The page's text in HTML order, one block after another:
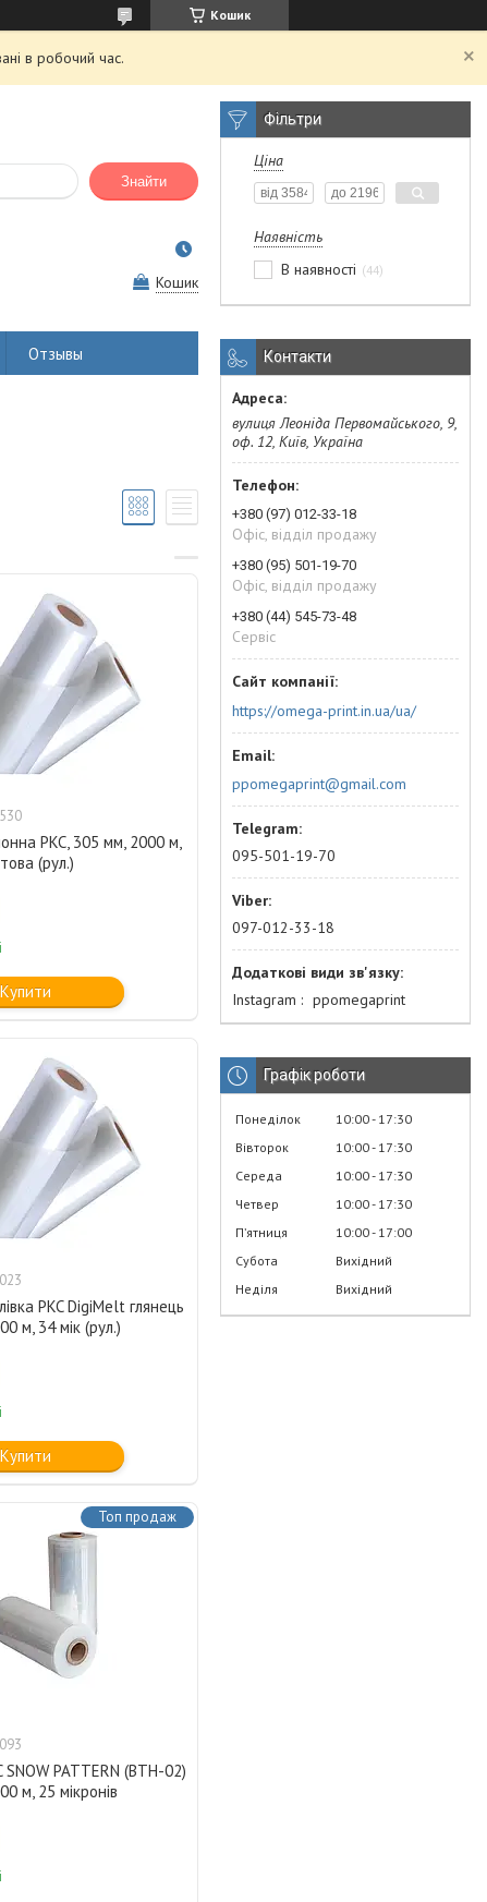
Кошик
в робочий час.
Знайти
Кошик
Отзывы
PKC, 305 мм, 2000 м,
(рул.)
Купити
PKC DigiMelt глянець
м, 34 мік (рул.)
Купити
Топ продаж
SNOW PATTERN (BTH-02)
м, 25 мікронів
Фільтри
Ціна
Наявність
В наявності
44
Контакти
вулиця Леоніда Первомайського, 9,
оф. 12, Київ, Україна
+380 (97) 012-33-18
Офіс, відділ продажу
+380 (95) 501-19-70
Офіс, відділ продажу
+380 (44) 545-73-48
Сервіс
https://omega-print.in.ua/ua/
ppomegaprint@gmail.com
095-501-19-70
097-012-33-18
Instagram ppomegaprint
Графік роботи
Понеділок 10:00 17:30
Вівторок
10:00 17:30
Середа
10:00 17:30
Четвер
10:00 17:30
Пʼятниця
10:00 17:00
Субота
Вихідний
Неділя
Вихідний